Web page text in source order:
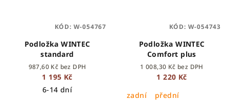
Podložka WINTEC
standard
987,60 Kč bez DPH
1 195 Kč
6-14 dní
KÓD: W-054767
Podložka WINTEC
Comfort plus
1 008,30 Kč bez DPH
1 220 Kč
zadní
přední
KÓD: W-054743